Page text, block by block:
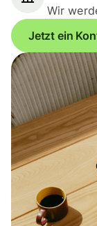
Wir
Jetzt ein